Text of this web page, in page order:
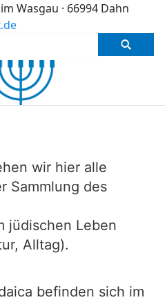
Wasgau · 66994 Dahn
wir hier alle
Sammlung des
jüdischen Leben
Alltag).
befinden sich im